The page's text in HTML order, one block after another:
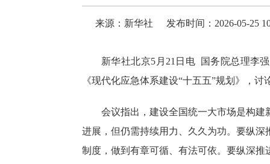
来源：新华社 发布时间：2026-05-25
新华社北京5月21日电 国务院总理李
《现代化应急体系建设“十五五”规划》，
会议指出，建设全国统一大市场是构
进展，但仍需持续用力、久久为功。要纵
制度，做到有章可循、有法可依。要纵深